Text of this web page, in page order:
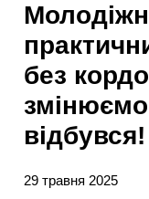
без
відбувся!
29 травня 2025